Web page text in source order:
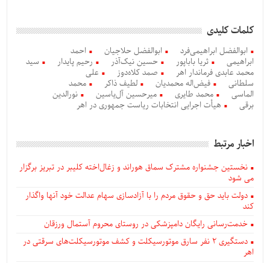
کلمات کلیدی
ابوالفضل ابراهیمی‌فرد ابوالفضل حلاجیان
احمد
ابراهیمی
ثریا باباپور حسین نیک‌آذر رحیم پایدار
سید
محمد عابدی فرماندار اهر
صمد کلاه‌دوز
علی
سلطانی
فیض‌اله محمدیان لطیف ذاکر
محمد
الماسی
محمد طایری میرحسین آل‌یاسین
نورالدین
برقی
هیأت اجرایی انتخابات ریاست جمهوری در اهر
اخبار مرتبط
نخستین جشنواره مشترک سماق هوراند و زغال‌اخته کلیبر در تبریز برگزار
می شود
دولت باید حق و حقوق مردم را با آزادسازی سهام عدالت خود آنها واگذار
کند
خدمت‌رسانی رایگان دامپزشکی در روستای محروم آستمال ورزقان
دستگيری ۲ نفر سارق موتورسیکلت و کشف موتورسیکلت‌های سرقتی در
اهر